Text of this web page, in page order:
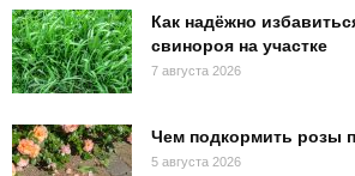
Как надёжно
свинороя на участке
7 августа 2026
Чем подкормить розы
5 августа 2026